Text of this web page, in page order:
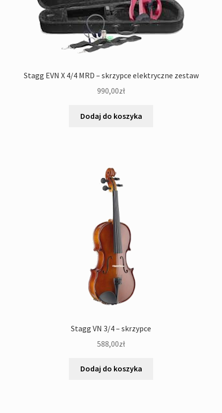
Stagg EVN X 4/4 MRD – skrzypce elektryczne zestaw
990,00zł
Dodaj do koszyka
Stagg VN 3/4 – skrzypce
588,00zł
Dodaj do koszyka